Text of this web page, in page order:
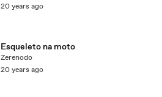
20 years ago
Esqueleto na moto
Zerenodo
20 years ago